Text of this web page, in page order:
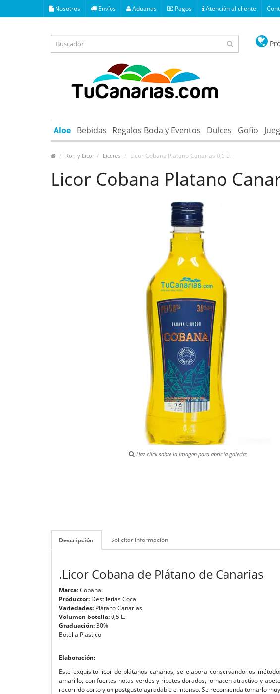
Nosotros Envíos Aduanas Pagos Atención al cliente
Aloe Bebidas Regalos Boda y Eventos Dulces Gofio
Ron y Licor Licores Licor Cobana Platano Canarias 0,5 L.
Licor Cobana Platano
Haz click sobre la imagen para abrir la galería;
Descripción Solicitar información
.Licor Cobana de Plátano de Canarias
Marca: Cobana
Productor: Destilerías Cocal
Variedades: Plátano Canarias
Volumen botella:0,5 L.
Graduación:30%
Botella Plastico
Elaboración:
Este exquisito licor de plátanos canarios, se elabora conservando los
amarillo, con fuertes notas verdes y ribetes dorados, lo hacen atractivo y
recorrido corto y un postgusto agradable e intenso. Se recomienda tomarlo